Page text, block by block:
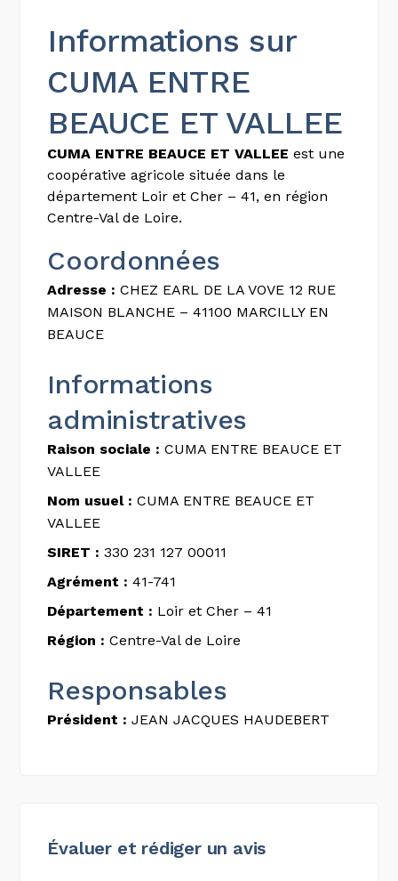
Informations sur
CUMA ENTRE
BEAUCE ET VALLEE
CUMA ENTRE BEAUCE ET VALLEE est une
coopérative agricole située dans le
département Loir et Cher – 41, en région
Centre-Val de Loire.
Coordonnées
Adresse : CHEZ EARL DE LA VOVE 12 RUE
MAISON BLANCHE – 41100 MARCILLY EN
BEAUCE
Informations
administratives
Raison sociale : CUMA ENTRE BEAUCE ET
VALLEE
Nom usuel : CUMA ENTRE BEAUCE ET
VALLEE
SIRET : 330 231 127 00011
Agrément : 41-741
Département : Loir et Cher – 41
Région : Centre-Val de Loire
Responsables
Président : JEAN JACQUES HAUDEBERT
Évaluer et rédiger un avis